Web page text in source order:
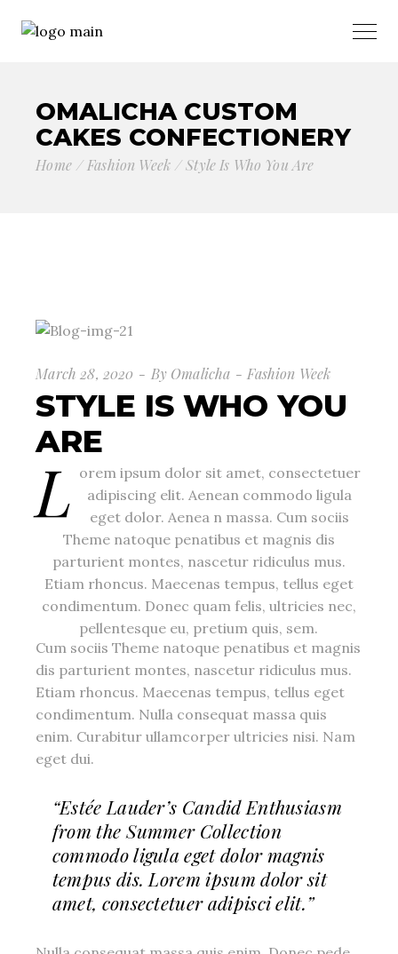
OMALICHA CUSTOM
CAKES CONFECTIONERY
Home Fashion Week Style Is Who You Are
March 28, 2020 By Omalicha Fashion Week
STYLE IS WHO YOU
ARE
L orem ipsum dolor sit amet, consectetuer
adipiscing elit. Aenean commodo ligula
eget dolor. Aenea n massa. Cum sociis
Theme natoque penatibus et magnis dis
parturient montes, nascetur ridiculus mus.
Etiam rhoncus. Maecenas tempus, tellus eget
condimentum. Donec quam felis, ultricies nec,
pellentesque eu, pretium quis, sem.
Cum sociis Theme natoque penatibus et magnis
dis parturient montes, nascetur ridiculus mus.
Etiam rhoncus. Maecenas tempus, tellus eget
condimentum. Nulla consequat massa quis
enim. Curabitur ullamcorper ultricies nisi. Nam
eget dui.
“Estée Lauder’s Candid Enthusiasm
from the Summer Collection
commodo ligula eget dolor magnis
tempus dis. Lorem ipsum dolor sit
amet, consectetuer adipisci elit.”